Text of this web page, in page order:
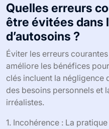
Quelles erreurs
être évitées dans
d’autosoins ?
Éviter les erreurs
améliore les bénéfices
clés incluent la négligence
des besoins personnels et
irréalistes.
1. Incohérence : La